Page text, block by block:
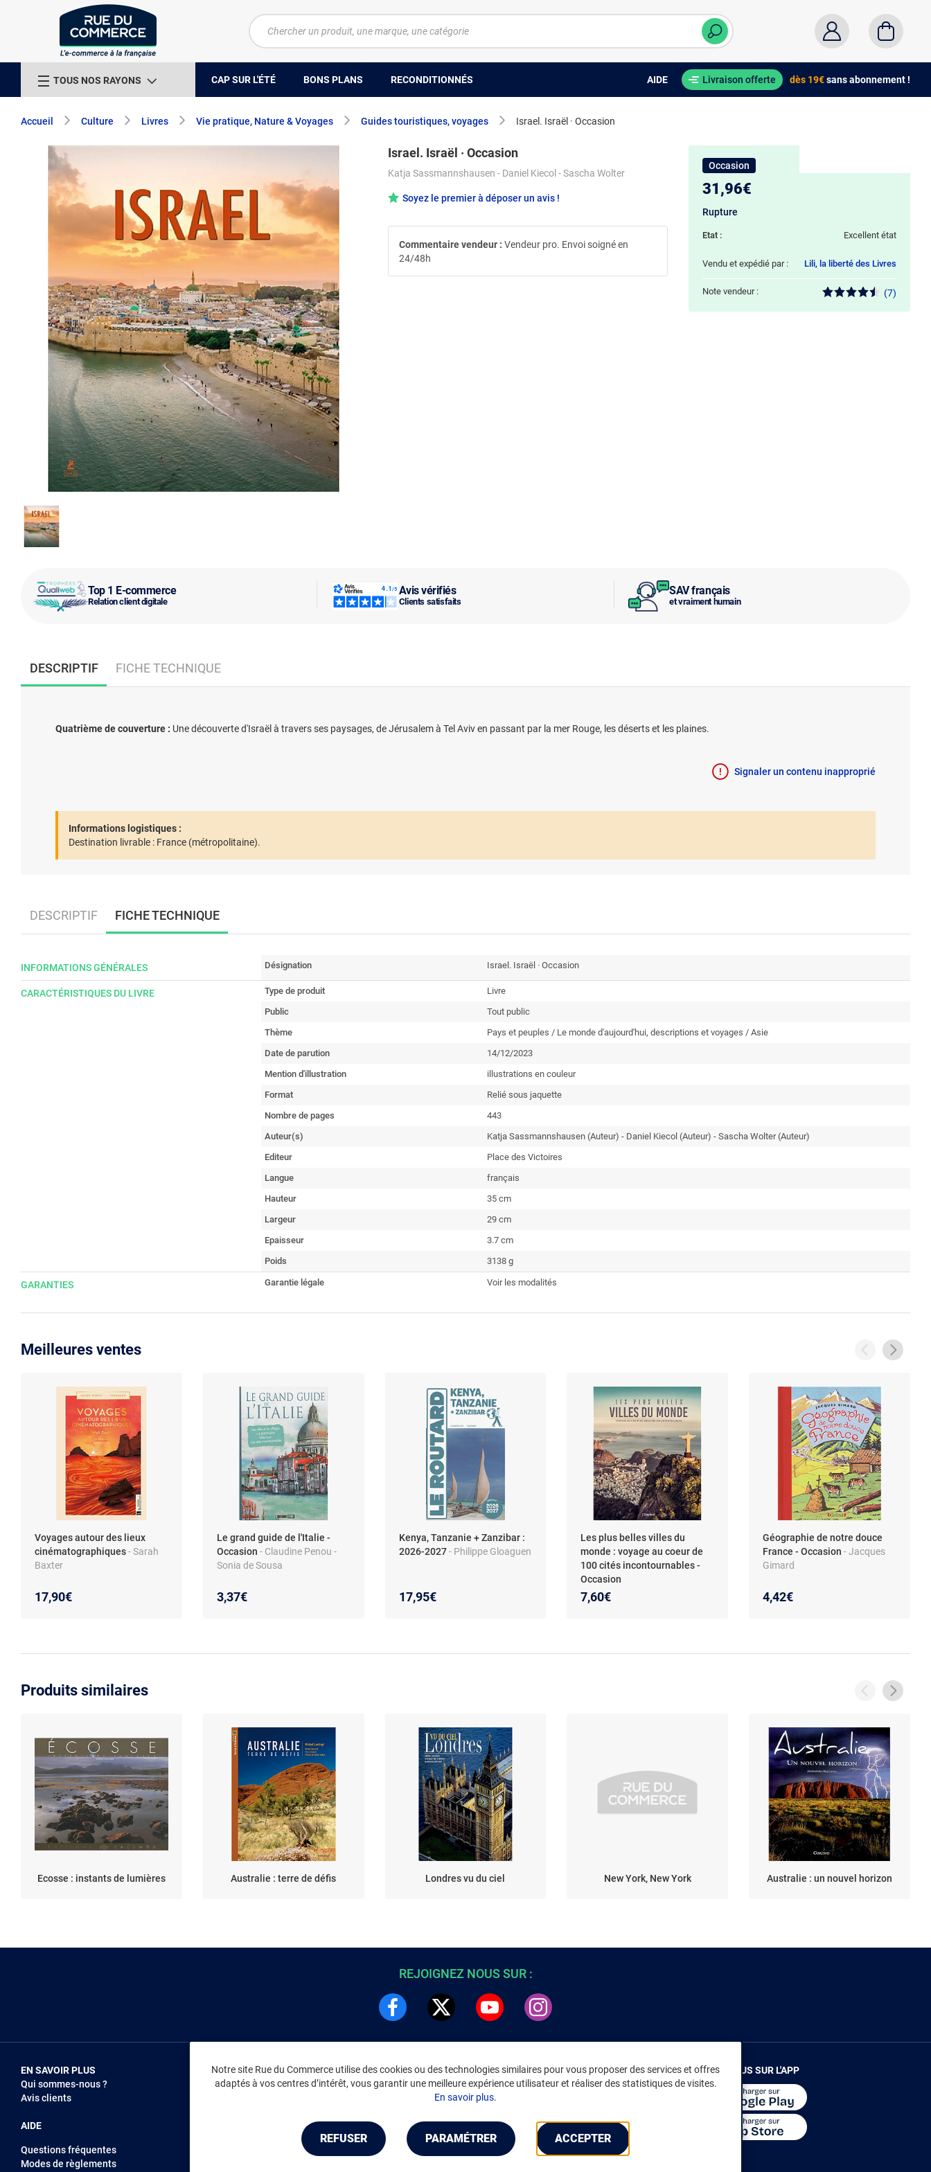
TOUS NOS RAYONS CAP SUR L'ÉTÉ BONS PLANS RECONDITIONNÉS AIDE Livraison offerte dès 19€sans abonnement !
Accueil Culture Livres Vie pratique, Nature & Voyages Guides touristiques, voyages Israel. Israël · Occasion
Top 1 E-commerce
Relation client digitale
Avis vérifiés
Clients satisfaits
SAV français
et vraiment humain
Israel. Israël · Occasion
Katja Sassmannshausen - Daniel Kiecol - Sascha Wolter
Soyez le premier à déposer un avis !
Commentaire vendeur : Vendeur pro. Envoi soigné en
24/48h
Occasion
31,96€
Rupture
Etat : Excellent état
Vendu et expédié par : Lili, la liberté des Livres
Note vendeur : (7)
DESCRIPTIF FICHE TECHNIQUE
Quatrième de couverture : Une découverte d'Israël à travers ses paysages, de Jérusalem à Tel Aviv en passant par la mer Rouge, les déserts et les plaines.
Signaler un contenu inapproprié
Informations logistiques :
Destination livrable : France (métropolitaine).
DESCRIPTIF FICHE TECHNIQUE
INFORMATIONS GÉNÉRALES Désignation Israel. Israël · Occasion
CARACTÉRISTIQUES DU LIVRE Type de produit
Livre
Public
Tout public
Thème
Pays et peuples / Le monde d'aujourd'hui, descriptions et voyages / Asie
Date de parution
14/12/2023
Mention d'illustration
illustrations en couleur
Format
Relié sous jaquette
Nombre de pages
443
Auteur(s)
Katja Sassmannshausen (Auteur) - Daniel Kiecol (Auteur) - Sascha Wolter (Auteur)
Editeur
Place des Victoires
Langue
français
Hauteur
35 cm
Largeur
29 cm
Epaisseur
3.7 cm
Poids
3138 g
GARANTIES Garantie légale Voir les modalités
Meilleures ventes
Voyages autour des lieux
cinématographiques- Sarah
Baxter
17,90€
Le grand guide de l'Italie -
Occasion - Claudine Penou -
Sonia de Sousa
3,37€
Kenya, Tanzanie + Zanzibar :
2026-2027- Philippe Gloaguen
17,95€
Les plus belles villes du
monde : voyage au coeur de
100 cités incontournables -
Occasion
7,60€
Géographie de notre douce
France - Occasion- Jacques
Gimard
4,42€
Produits similaires
Ecosse : instants de lumières Australie : terre de défis Londres vu du ciel New York, New York Australie : un nouvel horizon
Notre site Rue du Commerce utilise des cookies ou des technologies similaires pour vous proposer des services et offres
adaptés à vos centres d’intérêt, vous garantir une meilleure expérience utilisateur et réaliser des statistiques de visites.
En savoir plus.
REFUSER PARAMÉTRER ACCEPTER
REJOIGNEZ NOUS SUR :
EN SAVOIR PLUS
Qui sommes-nous ?
Avis clients
AIDE
Questions fréquentes
Modes de règlements
NOUS REJOINDRE
Vendez sur RDC
INFORMATIONS LÉGALES
Environnement
CGV/CGU Marketplace
Gérer mes cookies
Mentions légales
Accessibilité : non conforme
RENDEZ-VOUS SUR L'APP